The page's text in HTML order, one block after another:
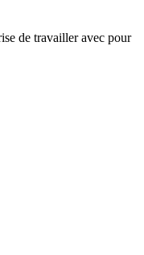
de travailler avec pour